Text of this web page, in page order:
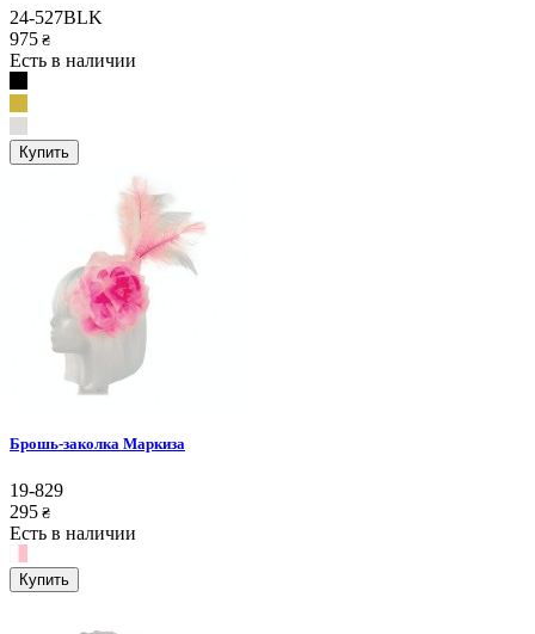
24-527BLK
975 ₴
Есть в наличии
Купить
Брошь-заколка Маркиза
19-829
295 ₴
Есть в наличии
Купить